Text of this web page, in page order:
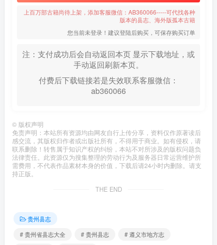
上百万部古籍尚待上架，添加客服微信：AB360066-----可代找各种
版本的县志、海外版孤本古籍
您当前未登录！建议登陆后购买，可保存购买订单
注：支付成功后会自动返回本页 显示下载地址，或
手动返回刷新本页。
付费后下载链接若是失效联系客服微信：
ab360066
© 版权声明
免责声明：本站所有资源均由网友自行上传分享，资料仅作原著读后
感交流，其版权归作者或出版社所有，不得用于商业。如有侵权，请
联系删除！转售属于知识产权的纠纷，本站不对所涉及的版权问题负
法律责任。此资源仅为搜集整理的劳动行为及服务器日常运营维护所
需费用，不代表作品素材本身的价值，下载后请24小时内删除。请支
持正版。
THE END
贵州县志
# 贵州省县志大全
# 贵州县志
# 遵义市地方志